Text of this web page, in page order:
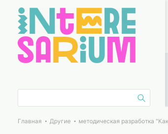
Главная Другие методическая разработка